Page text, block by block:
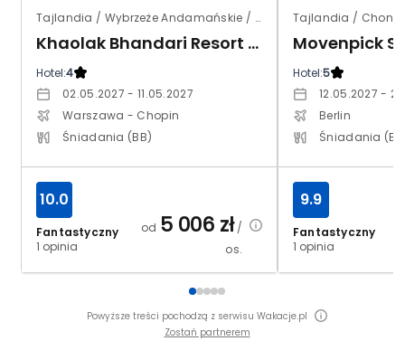
Tajlandia / Wybrzeże Andamańskie / Takuapa
Khaolak Bhandari Resort & Spa
Hotel:4
02.05.2027 - 11.05.2027
Warszawa - Chopin
Śniadania (BB)
Fantastyczny
1 opinia
10.0
od 5 006 zł/
os.
Tajlandia / Chon
Hotel:5
12.05.2027 -
Berlin
Śniadania
Fantastyczny
1 opinia
9.9
Powyższe treści pochodzą z serwisu Wakacje.pl
Zostań partnerem